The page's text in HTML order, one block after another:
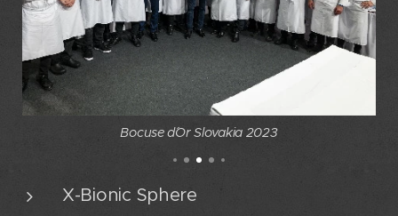
Bocuse d´Or Slovakia 2023
X-Bionic Sphere